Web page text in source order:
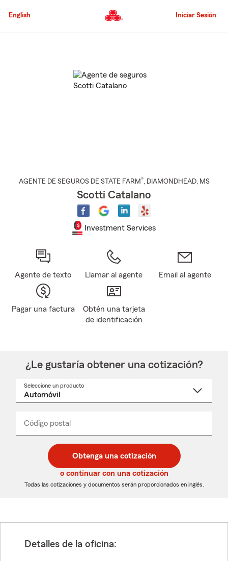
al
principal
English Iniciar Sesión
AGENTE DE SEGUROS DE STATE FARM®, DIAMONDHEAD, MS
Scotti Catalano
Investment Services
Agente de texto Llamar al agente Email al agente
Pagar una factura
Obtén una tarjeta
de identificación
¿Le gustaría obtener una cotización?
Seleccione un producto
desplegable
Código postal
de
5
dígitos
de
5
dígitos
_____
Obtenga una cotización
o continuar con una cotización
Todas las cotizaciones y documentos serán proporcionados en inglés.
Detalles de la oficina: